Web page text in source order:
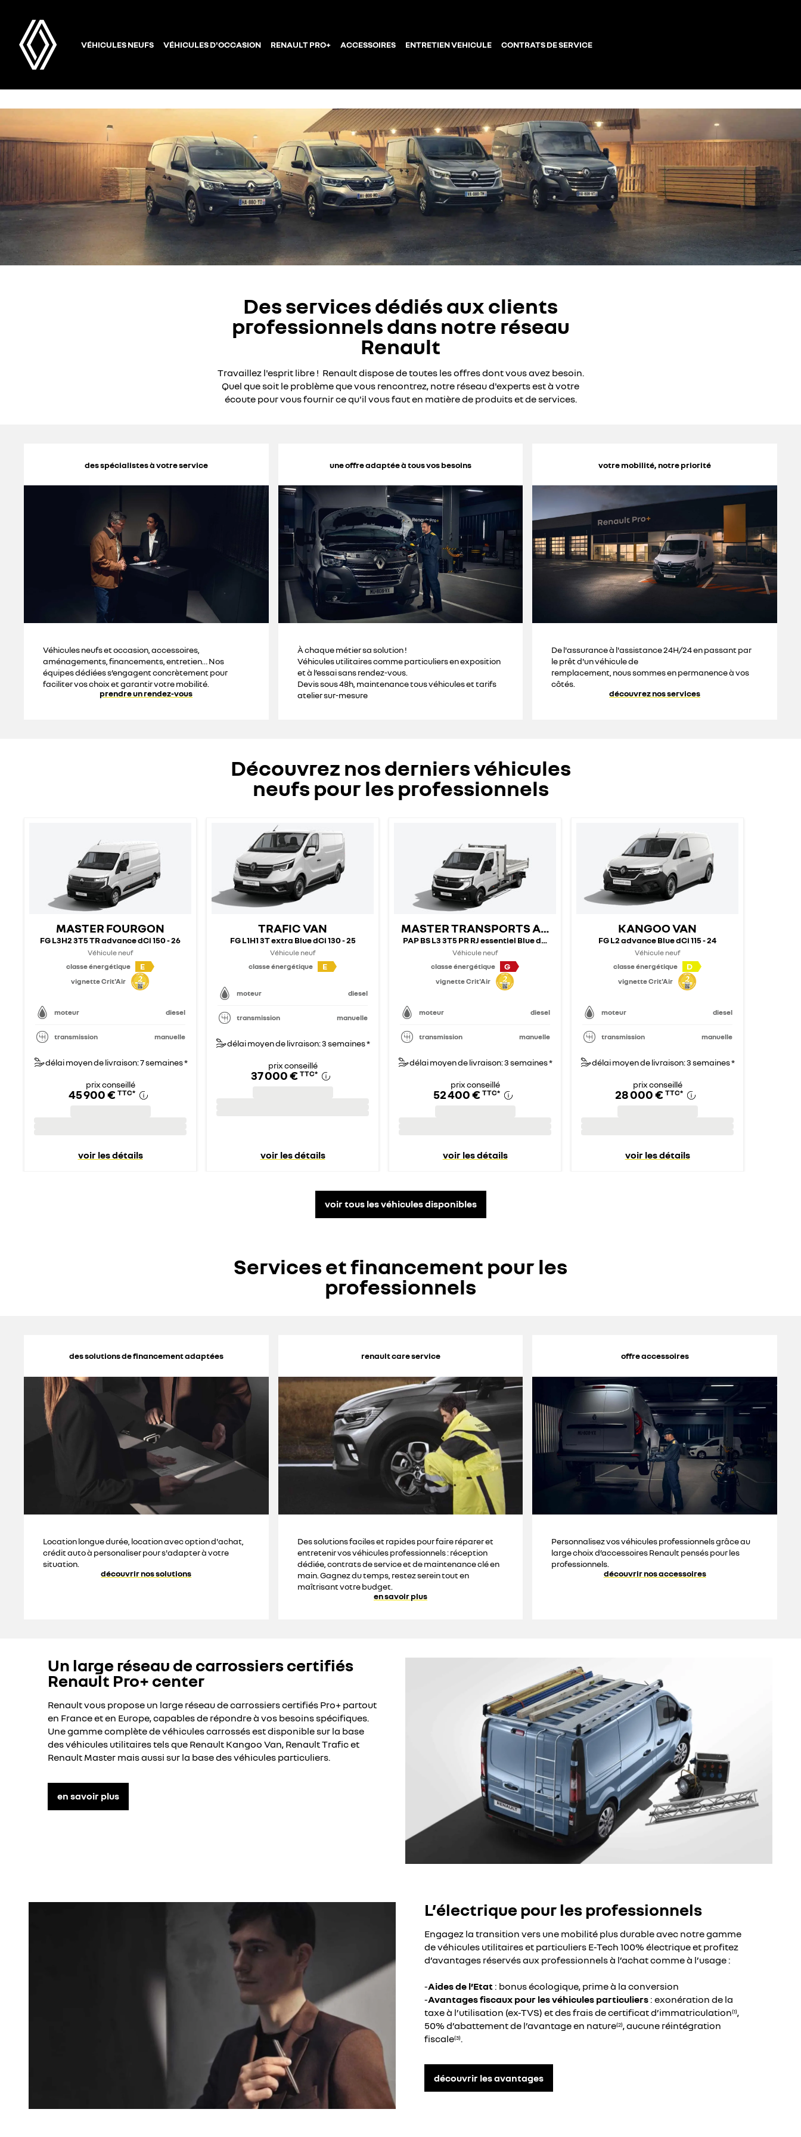
VÉHICULES NEUFS VÉHICULES D'OCCASION RENAULT PRO+ ACCESSOIRES ENTRETIEN VEHICULE CONTRATS DE SERVICE
Des services dédiés aux clients
professionnels dans notre réseau
Renault
Travaillez l'esprit libre ! Renault dispose de toutes les offres dont vous avez besoin.
Quel que soit le problème que vous rencontrez, notre réseau d'experts est à votre
écoute pour vous fournir ce qu'il vous faut en matière de produits et de services.
des spécialistes à votre service
Véhicules neufs et occasion, accessoires,
aménagements, financements, entretien… Nos
équipes dédiées s’engagent concrètement pour
faciliter vos choix et garantir votre mobilité.
prendre un rendez-vous
une offre adaptée à tous vos besoins
À chaque métier sa solution !
Véhicules utilitaires comme particuliers en exposition
et à l’essai sans rendez-vous.
Devis sous 48h, maintenance tous véhicules et tarifs
atelier sur-mesure
votre mobilité, notre priorité
De l'assurance à l'assistance 24H/24 en passant par
le prêt d'un véhicule de
remplacement, nous sommes en permanence à vos
côtés.
découvrez nos services
Découvrez nos derniers véhicules
neufs pour les professionnels
MASTER FOURGON
FG L3H2 3T5 TR advance dCi 150 - 26
Véhicule neuf
classe énergétique
E
vignette Crit'Air
moteur diesel
transmission manuelle
délai moyen de livraison: 7 semaines *
prix conseillé
45 900 € TTC*
voir les détails
TRAFIC VAN
FG L1H1 3T extra Blue dCi 130 - 25
Véhicule neuf
classe énergétique
E
moteur diesel
transmission manuelle
délai moyen de livraison: 3 semaines *
prix conseillé
37 000 € TTC*
voir les détails
MASTER TRANSPORTS AMÉNAGÉS
PAP BS L3 3T5 PR RJ essentiel Blue dCi 150 Euro VI – 25
Véhicule neuf
classe énergétique
G
vignette Crit'Air
moteur diesel
transmission manuelle
délai moyen de livraison: 3 semaines *
prix conseillé
52 400 € TTC*
voir les détails
KANGOO VAN
FG L2 advance Blue dCi 115 - 24
Véhicule neuf
classe énergétique
D
vignette Crit'Air
moteur diesel
transmission manuelle
délai moyen de livraison: 3 semaines *
prix conseillé
28 000 € TTC*
voir les détails
voir tous les véhicules disponibles
Services et financement pour les
professionnels
des solutions de financement adaptées
Location longue durée, location avec option d'achat,
crédit auto à personaliser pour s'adapter à votre
situation.
découvrir nos solutions
renault care service
Des solutions faciles et rapides pour faire réparer et
entretenir vos véhicules professionnels : réception
dédiée, contrats de service et de maintenance clé en
main. Gagnez du temps, restez serein tout en
maîtrisant votre budget.
en savoir plus
offre accessoires
Personnalisez vos véhicules professionnels grâce au
large choix d’accessoires Renault pensés pour les
professionnels.
découvrir nos accessoires
Un large réseau de carrossiers certifiés
Renault Pro+ center
Renault vous propose un large réseau de carrossiers certifiés Pro+ partout
en France et en Europe, capables de répondre à vos besoins spécifiques.
Une gamme complète de véhicules carrossés est disponible sur la base
des véhicules utilitaires tels que Renault Kangoo Van, Renault Trafic et
Renault Master mais aussi sur la base des véhicules particuliers.
en savoir plus
L’électrique pour les professionnels
Engagez la transition vers une mobilité plus durable avec notre gamme
de véhicules utilitaires et particuliers E-Tech 100% électrique et profitez
d’avantages réservés aux professionnels à l’achat comme à l’usage :
-Aides de l’Etat : bonus écologique, prime à la conversion
-Avantages fiscaux pour les véhicules particuliers : exonération de la
taxe à l’utilisation (ex-TVS) et des frais de certificat d’immatriculation(1),
50% d’abattement de l’avantage en nature(2), aucune réintégration
fiscale(3).
découvrir les avantages